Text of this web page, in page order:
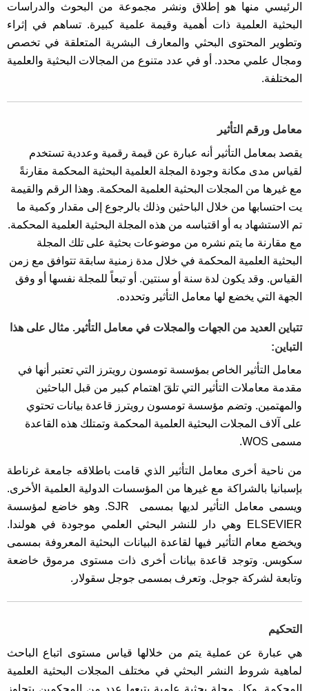
الرئيسي منها هو إطلاق ونشر مجموعة من البحوث والدراسات
البحثية العلمية ذات أهمية وقيمة علمية كبيرة. تساهم في إثراء
وتطوير المحتوى البحثي والمعارف البشرية المتعلقة في تخصص
ومجال علمي محدد. أو في عدد متنوع من المجالات البحثية والعلمية
المختلفة.
معامل ورقم التأثير
يقصد بمعامل التأثير أنه عبارة عن قيمة رقمية وعددية تستخدم
لقياس مدى مكانة وجودة المجلة العلمية البحثية المحكمة مقارنةً
مع غيرها من المجلات البحثية العلمية المحكمة. وهذا الرقم والقيمة
يت احتسابها من خلال الباحثين وذلك بالرجوع إلى مقدار وكمية ما
تم الاستشهاد به أو اقتباسه من هذه المجلة البحثية العلمية المحكمة.
مع مقارنة ما يتم نشره من موضوعات بحثية على تلك المجلة
البحثية العلمية المحكمة في خلال مدة زمنية سابقة تتوافق مع زمن
القياس. وقد يكون لدة سنة أو سنتين. أو تبعاً للمجلة نفسها أو وفق
الجهة التي يخضع لها معامل التأثير وتحدده.
تتباين العديد من الجهات والمجلات في معامل التأثير. مثال على هذا
التباين:
معامل التأثير الخاص بمؤسسة تومسون رويترز التي تعتبر أنها في
مقدمة معاملات التأثير التي تلقَ اهتمام كبير من قبل الباحثين
والمهتمين. وتضم مؤسسة تومسون رويترز قاعدة بيانات تحتوي
على آلاف المجلات البحثية العلمية المحكمة وتمتلك هذه القاعدة
مسمى WOS.
من ناحية أخرى معامل التأثير الذي قامت باطلاقه جامعة غرناطة
بإسبانيا بالشراكة مع غيرها من المؤسسات الدولية العلمية الأخرى.
ويسمى معامل التأثير لديها بمسمى SJR. وهو خاضع لمؤسسة
ELSEVIER وهي دار للنشر البحثي العلمي موجودة في هولندا.
ويخضع معام التأثير فيها لقاعدة البيانات البحثية المعروفة بمسمى
سكوبس. وتوجد قاعدة بيانات أخرى ذات مستوى مرموق خاضعة
وتابعة لشركة جوجل. وتعرف بمسمى جوجل سقولار.
التحكيم
هي عبارة عن عملية يتم من خلالها قياس مستوى اتباع الباحث
لماهية شروط النشر البحثي في مختلف المجلات البحثية العلمية